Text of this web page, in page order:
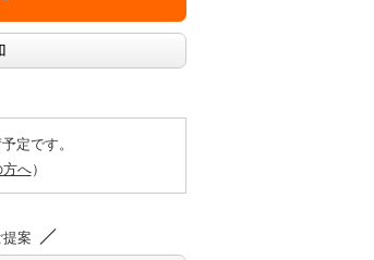
定です。
方へ）
案